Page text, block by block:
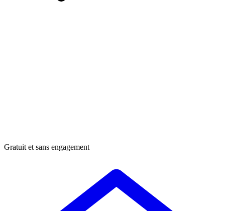
Gratuit et sans engagement